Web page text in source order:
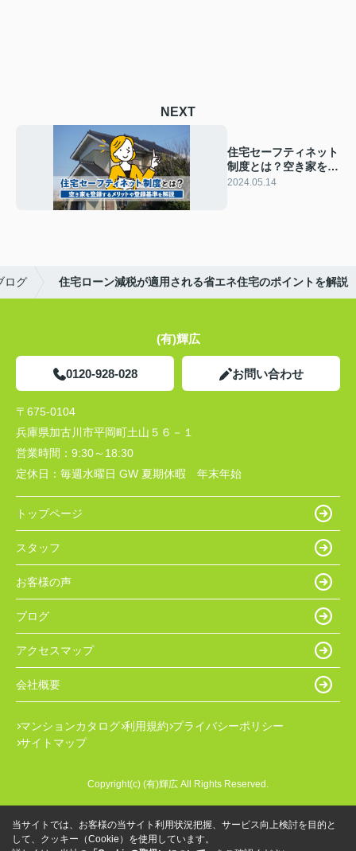
NEXT
住宅セーフティネット
制度とは？空き家を登
録するメリットや登録
2024.05.14
ログ 住宅ローン減税が適用される省エネ住宅のポイントを解説
(有)輝広
0120-928-028 お問い合わせ
〒675-0104
兵庫県加古川市平岡町土山５６－１
営業時間： 9:30～18:30
定休日： 毎週水曜日 GW 夏期休暇 年末年始
トップページ
スタッフ
お客様の声
ブログ
アクセスマップ
会社概要
マンションカタログ 利用規約 プライバシーポリシー
サイトマップ
Copyright(c) (有)輝広 All Rights Reserved.
当サイトでは、お客様の当サイト利用状況把握、サービス向上検討を目的と
して、クッキー（Cookie）を使用しています。